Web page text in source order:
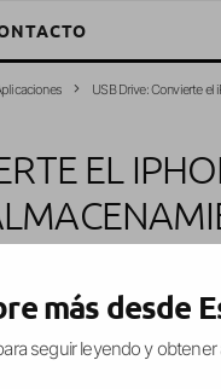
USB Drive: Convierte el
EL
más desde
seguir leyendo y